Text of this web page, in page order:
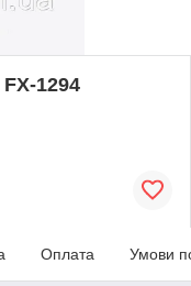
1294
Оплата Умови